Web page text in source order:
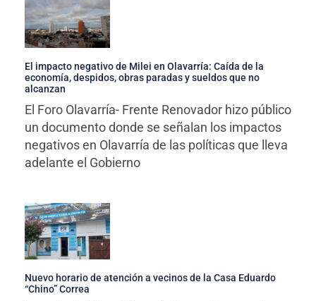
El impacto negativo de Milei en Olavarría: Caída de la
economía, despidos, obras paradas y sueldos que no
alcanzan
El Foro Olavarría- Frente Renovador hizo público
un documento donde se señalan los impactos
negativos en Olavarría de las políticas que lleva
adelante el Gobierno
Nuevo horario de atención a vecinos de la Casa Eduardo
“Chino” Correa